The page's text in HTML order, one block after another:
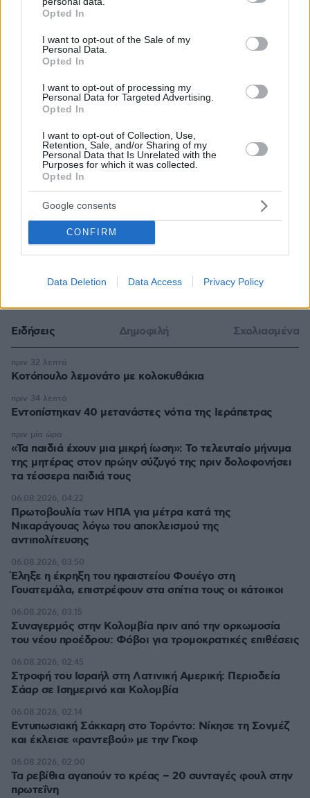
grant or deny consent to Google and its third-party tags to
use your data for below specified purposes in below Google
consent section.
Opted In
I want to opt-out of the Sale of my
Personal Data.
Opted In
I want to opt-out of processing my
Personal Data for Targeted Advertising.
Opted In
I want to opt-out of Collection, Use,
Retention, Sale, and/or Sharing of my
Personal Data that Is Unrelated with the
Purposes for which it was collected.
Opted In
Google consents
CONFIRM
Data Deletion Data Access Privacy Policy
* Υποχρεωτικά πεδία
ΡΟΗ ΕΙΔΗΣΕΩΝ
Ειδήσεις Δημοφιλή Σχολιασμένα
Κοτόπουλο λεμονάτο με κολοκυθάκια
πριν 32 λεπτά
Εντοπίστηκαν 40 μετανάστες νότια της Ιεράπετρας
πριν 34 λεπτά
«Τα παιδιά έχουν μια μικρή ίωση»: Το τελευταίο μήνυμα
της μητέρας στον πρώην σύζυγό της πριν δολοφονήσει
τα τέσσερα παιδιά τους
πριν μία ώρα
Πρωτοβουλία των ΗΠΑ για μέτρα κατά της
Νικαράγουας λόγω του αποκλεισμού της
αντιπολίτευσης
06.08.2026, 04:22
Έληξε η έκρηξη του ηφαιστείου Φουέγο στη
Γουατεμάλα, επιστρέφουν στα σπίτια τους οι κάτοικοι
06.08.2026, 03:50
Συναγερμός στην Κολομβία πριν από την ορκωμοσία
του νέου προέδρου: Φόβοι για τρομοκρατικές επιθέσεις
06.08.2026, 03:15
Στροφή του Ισραήλ στη Λατινική Αμερική: Περιοδεία
Σάαρ σε Ισημερινό και Κολομβία
06.08.2026, 02:45
Εντυπωσιακή Σάκκαρη στο Τορόντο: Νίκησε τη Σονμέζ
και έκλεισε «ραντεβού» με την Γκοφ
06.08.2026, 02:14
Τα ρεβίθια αγαπούν το κρέας – 20 συνταγές φουλ στην
πρωτεΐνη
06.08.2026, 02:00